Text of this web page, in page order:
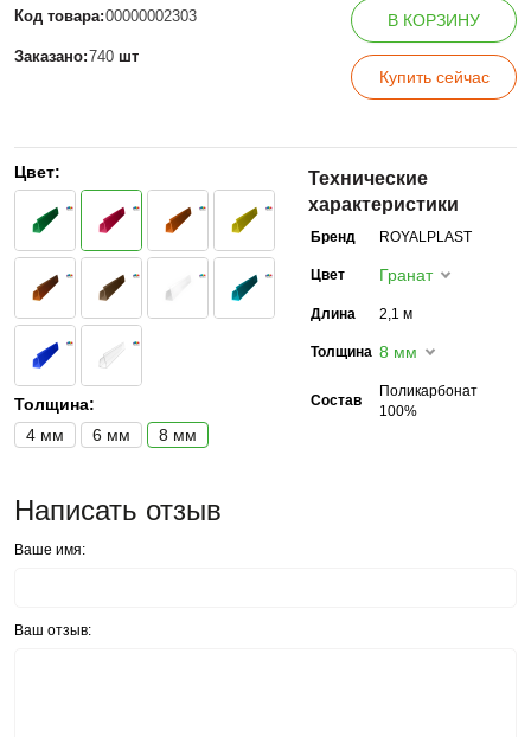
Код товара:00000002303
Заказано:740 шт
В КОРЗИНУ
Купить сейчас
Цвет:
Толщина:
4 мм
6 мм 8 мм
Технические
характеристики
Бренд ROYALPLAST
Цвет Гранат
Длина 2,1 м
Толщина 8 мм
Состав
Поликарбонат
100%
Написать отзыв
Ваше имя:
Ваш отзыв: